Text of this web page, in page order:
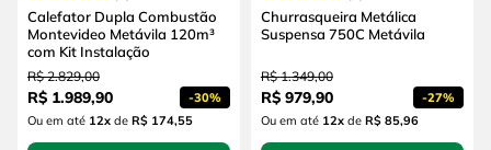
Calefator Dupla Combustão
Montevideo Metávila 120m³
com Kit Instalação
R$ 2.829,00
R$ 1.989,90 -30%
Ou em até 12xde R$ 174,55
Churrasqueira Metálica
Suspensa 750C Metávila
R$ 1.349,00
R$ 979,90 -27%
Ou em até 12xde R$ 85,96